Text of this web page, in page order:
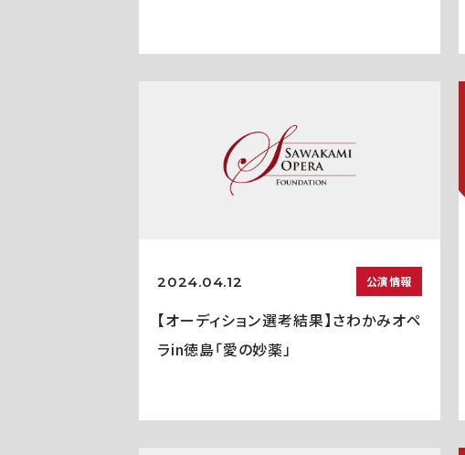
2024.04.12 公演情報
【オーディション選考結果】さわかみオペ
ラin徳島「愛の妙薬」